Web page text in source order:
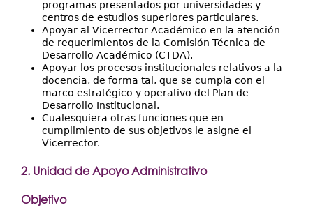
programas presentados por universidades y
centros de estudios superiores particulares.
Apoyar al Vicerrector Académico en la atención
de requerimientos de la Comisión Técnica de
Desarrollo Académico (CTDA).
Apoyar los procesos institucionales relativos a la
docencia, de forma tal, que se cumpla con el
marco estratégico y operativo del Plan de
Desarrollo Institucional.
Cualesquiera otras funciones que en
cumplimiento de sus objetivos le asigne el
Vicerrector.
2. Unidad de Apoyo Administrativo
Objetivo